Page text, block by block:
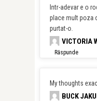
Intr-adevar e o
place mult poza
purtat-o.
VICTORIA
Răspunde
My thoughts
BUCK